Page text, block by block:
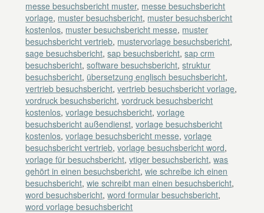
messe besuchsbericht muster, messe besuchsbericht
vorlage, muster besuchsbericht, muster besuchsbericht
kostenlos, muster besuchsbericht messe, muster
besuchsbericht vertrieb, mustervorlage besuchsbericht,
sage besuchsbericht,sap besuchsbericht,sap crm
besuchsbericht,software besuchsbericht,struktur
besuchsbericht, übersetzung englisch besuchsbericht,
vertrieb besuchsbericht,vertrieb besuchsbericht vorlage,
vordruck besuchsbericht,vordruck besuchsbericht
kostenlos,vorlage besuchsbericht,vorlage
besuchsbericht außendienst,vorlage besuchsbericht
kostenlos,vorlage besuchsbericht messe,vorlage
besuchsbericht vertrieb,vorlage besuchsbericht word,
vorlage für besuchsbericht,vtiger besuchsbericht,was
gehört in einen besuchsbericht,wie schreibe ich einen
besuchsbericht,wie schreibt man einen besuchsbericht,
word besuchsbericht,word formular besuchsbericht,
word vorlage besuchsbericht